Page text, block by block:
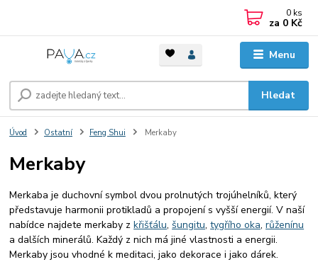
Menu
Hledat
0 ks
za 0 Kč
Úvod Ostatní Feng Shui Merkaby
Merkaby
Merkaba je duchovní symbol dvou prolnutých trojúhelníků, který
představuje harmonii protikladů a propojení s vyšší energií. V naší
nabídce najdete merkaby zkřišťálu,šungitu,tygřího oka,růženínu
a dalších minerálů. Každý z nich má jiné vlastnosti a energii.
Merkaby jsou vhodné k meditaci, jako dekorace i jako dárek.